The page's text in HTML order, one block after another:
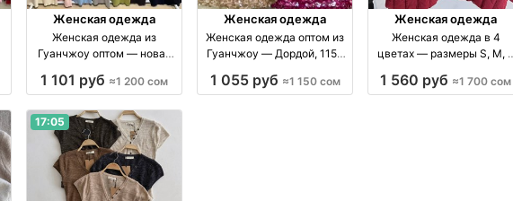
Женская одежда
Женская одежда из
Гуанчжоу оптом — новая
сом оптом производство
1 101 руб ≈1 200 сом
Женская одежда
Женская одежда оптом из
Гуанчжоу — Дордой, 1150
Китай
1 055 руб ≈1 150 сом
Женская одежда
Женская одежда в 4
цветах — размеры S, M, L
бренд Made in Kyrgyzstan
1 560 руб ≈1 700 сом
17:05